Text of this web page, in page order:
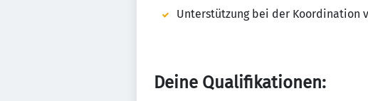
Unterstützung bei der Koordination
Deine Qualifikationen: